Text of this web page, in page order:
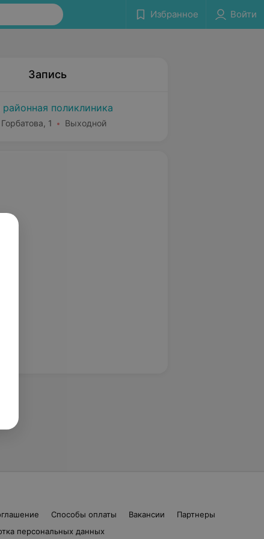
Избранное Войти
Запись
поликлиника
1 Выходной
Способы оплаты Вакансии
Партнеры
персональных данных